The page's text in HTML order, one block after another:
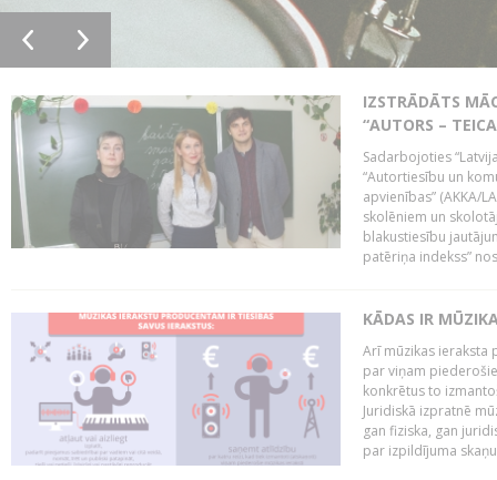
IZSTRĀDĀTS
“AUTORS –
Sadarbojoties
“Autortiesību un
apvienības” (AKKA/
skolēniem un
blakustiesību
patēriņa indekss”
KĀDAS IR
Arī mūzikas ieraksta
par viņam
konkrētus to
Juridiskā izpratnē
gan fiziska, gan
par izpildījuma